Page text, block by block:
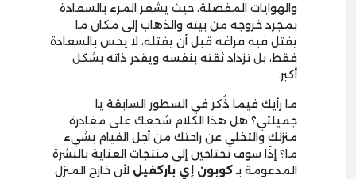
والهوايات المفضلة، حيث يشعر المرء بالسعادة
بمجرد خروجه من بيته والذهاب إلى مكان ما
يقتل فيه فراغه قبل أن يقتله، لا يحس بالسعادة
فقط، بل تزداد ثقته بنفسه ويقدر ذاته بشكل
أكبر.
ما رأيك فيما ذُكر في السطور السابقة يا
جميلتي؟ هل هذا الكلام شجعك على مغادرة
منزلك والتخلي عن راحتك من أجل القيام بشيء
ما؟ إذًا سوف تحتاجين إلى منتجات العناية بالبشرة
المدعومة بـكوبون إي باركفيل لأن خارج المنزل